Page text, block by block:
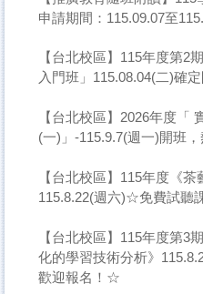
申請期間：115.09.07至
【台北校區】115年度第2
入門班」115.08.04(二)確
【台北校區】2026年度「
(一)」-115.9.7(週一)開班
【台北校區】115年度《茶
115.8.22(週六)☆免費試聽
【台北校區】115年度第3
化的學習技術分析》
歡迎報名！☆